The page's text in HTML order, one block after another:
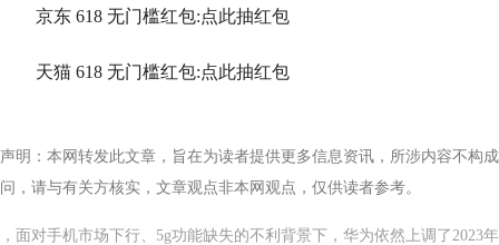
京东 618 无门槛红包:点此抽红包
天猫 618 无门槛红包:点此抽红包
声明：本网转发此文章，旨在为读者提供更多信息资讯，所涉内容不构
问，请与有关方核实，文章观点非本网观点，仅供读者参考。
，面对手机市场下行、5g功能缺失的不利背景下，华为依然上调了2023